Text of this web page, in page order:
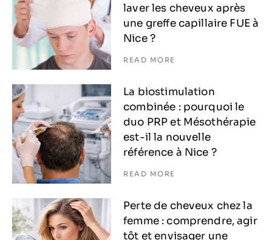
laver les cheveux après
une greffe capillaire FUE à
Nice ?
READ MORE
La biostimulation
combinée : pourquoi le
duo PRP et Mésothérapie
est-il la nouvelle
référence à Nice ?
READ MORE
Perte de cheveux chez la
femme : comprendre, agir
tôt et envisager une